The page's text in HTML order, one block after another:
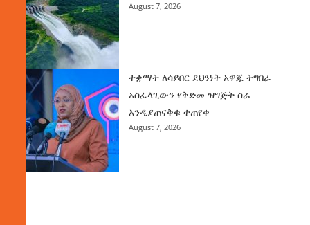
August 7, 2026
ተቋማት ለሳይበር ደህንነት አዋጁ ትግበራ
አስፈላጊውን የቅድመ ዝግጅት ስራ
እንዲያጠናቅቁ ተጠየቀ
August 7, 2026